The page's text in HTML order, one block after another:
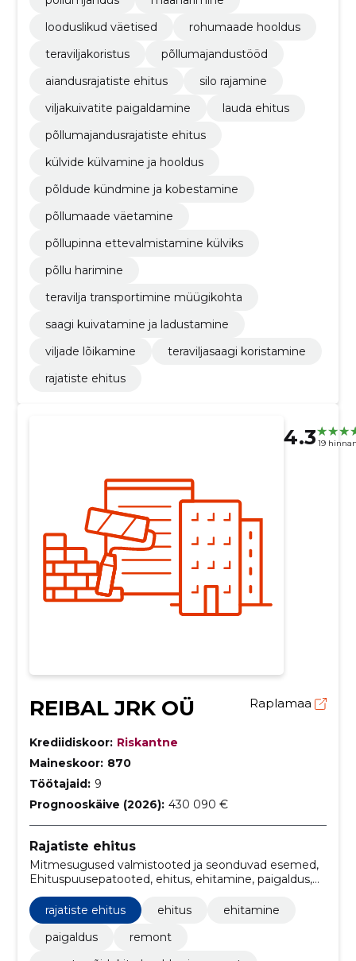
looduslikud väetised
rohumaade hooldus
teraviljakoristus
põllumajandustööd
aiandusrajatiste ehitus
silo rajamine
viljakuivatite paigaldamine
lauda ehitus
põllumajandusrajatiste ehitus
külvide külvamine ja hooldus
põldude kündmine ja kobestamine
põllumaade väetamine
põllupinna ettevalmistamine külviks
põllu harimine
teravilja transportimine müügikohta
saagi kuivatamine ja ladustamine
viljade lõikamine
teraviljasaagi koristamine
rajatiste ehitus
4.3 19
REIBAL JRK OÜ Raplamaa
Krediidiskoor: Riskantne
Maineskoor: 870
Töötajaid: 9
Prognooskäive (2026): 430 090 €
Rajatiste ehitus
Mitmesugused valmistooted ja seonduvad esemed,
Ehituspuusepatooted, ehitus, ehitamine, paigaldus,
remont, Mootorsõidukite hooldus ja remont, rajatiste
ehitus, hooldus, kliimaseadmete paigaldus
rajatiste ehitus ehitus
ehitamine
paigaldus
remont